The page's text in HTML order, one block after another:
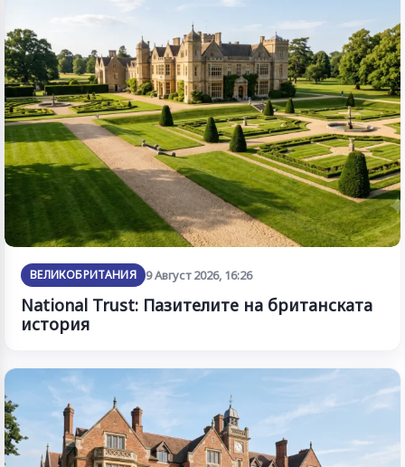
ВЕЛИКОБРИТАНИЯ 9 Август 2026, 16:26
National Trust: Пазителите на британската
история